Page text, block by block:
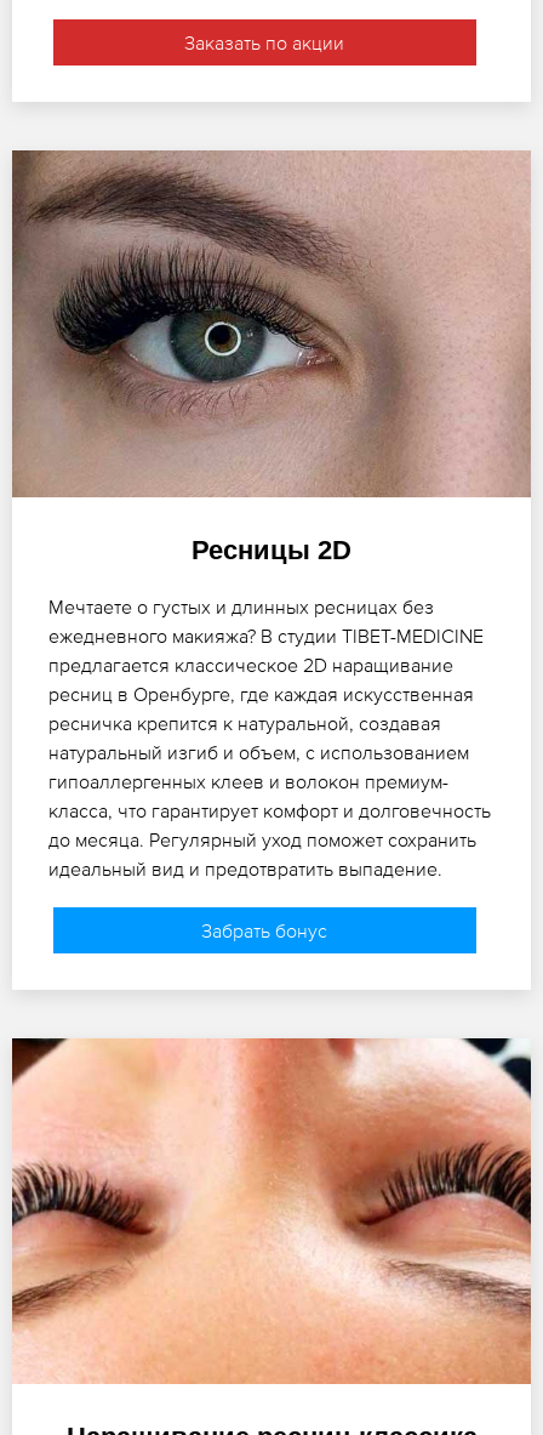
Заказать по акции
Ресницы 2D
Мечтаете о густых и длинных ресницах без
ежедневного макияжа? В студии TIBET-MEDICINE
предлагается классическое 2D наращивание
ресниц в Оренбурге, где каждая искусственная
ресничка крепится к натуральной, создавая
натуральный изгиб и объем, с использованием
гипоаллергенных клеев и волокон премиум-
класса, что гарантирует комфорт и долговечность
до месяца. Регулярный уход поможет сохранить
идеальный вид и предотвратить выпадение.
Забрать бонус